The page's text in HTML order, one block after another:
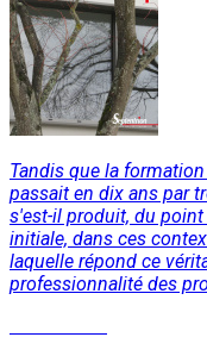
Tandis que la
passait en dix ans par
s'est-il produit, du
initiale, dans ces
laquelle répond ce
professionnalité des